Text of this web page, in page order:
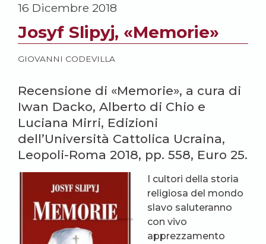
16 Dicembre 2018
Josyf Slipyj, «Memorie»
GIOVANNI CODEVILLA
Recensione di «Memorie», a cura di
Iwan Dacko, Alberto di Chio e
Luciana Mirri, Edizioni
dell’Università Cattolica Ucraina,
Leopoli-Roma 2018, pp. 558, Euro 25.
I cultori della storia
religiosa del mondo
slavo saluteranno
con vivo
apprezzamento